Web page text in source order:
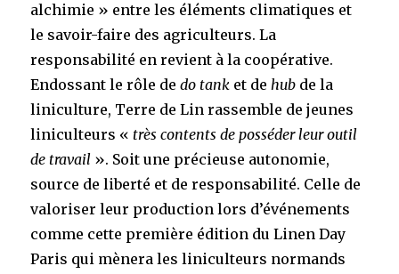
alchimie » entre les éléments climatiques et
le savoir-faire des agriculteurs. La
responsabilité en revient à la coopérative.
Endossant le rôle dedo tank et dehub de la
liniculture, Terre de Lin rassemble de jeunes
liniculteurs « très contents de posséder leur outil
de travail ». Soit une précieuse autonomie,
source de liberté et de responsabilité. Celle de
valoriser leur production lors d’événements
comme cette première édition du Linen Day
Paris qui mènera les liniculteurs normands